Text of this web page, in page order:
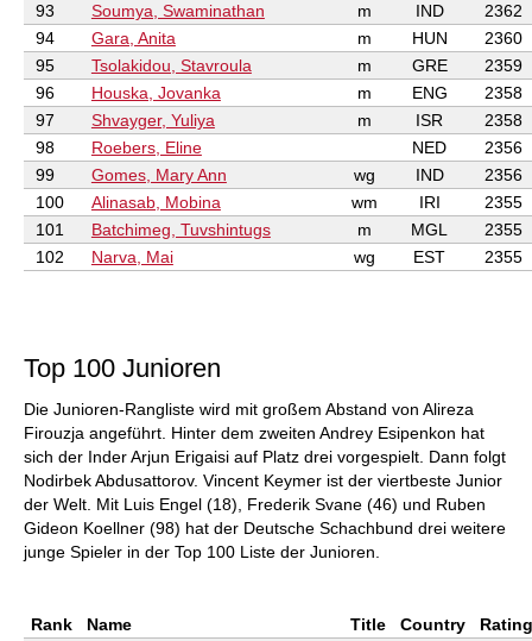
93
Soumya, Swaminathan m IND
2362
94
Gara, Anita m HUN
2360
95
Tsolakidou, Stavroula m GRE
2359
96
Houska, Jovanka m ENG
2358
97
Shvayger, Yuliya m ISR
2358
98
Roebers, Eline NED
2356
99
Gomes, Mary Ann wg IND
2356
100
Alinasab, Mobina wm IRI
2355
101
Batchimeg, Tuvshintugs m MGL
2355
102
Narva, Mai wg EST 2355
Top 100 Junioren
Die Junioren-Rangliste wird mit großem Abstand von Alireza
Firouzja angeführt. Hinter dem zweiten Andrey Esipenkon hat
sich der Inder Arjun Erigaisi auf Platz drei vorgespielt. Dann folgt
Nodirbek Abdusattorov. Vincent Keymer ist der viertbeste Junior
der Welt. Mit Luis Engel (18), Frederik Svane (46) und Ruben
Gideon Koellner (98) hat der Deutsche Schachbund drei weitere
junge Spieler in der Top 100 Liste der Junioren.
Rank Name Title Country
Rating